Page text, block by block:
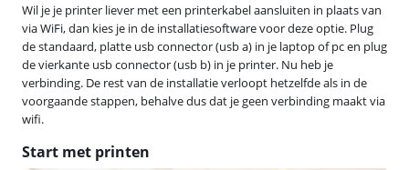
Wil je je printer liever met een printerkabel aansluiten in plaats van
via WiFi, dan kies je in de installatiesoftware voor deze optie. Plug
de standaard, platte usb connector (usb a) in je laptop of pc en plug
de vierkante usb connector (usb b) in je printer. Nu heb je
verbinding. De rest van de installatie verloopt hetzelfde als in de
voorgaande stappen, behalve dus dat je geen verbinding maakt via
wifi.
Start met printen